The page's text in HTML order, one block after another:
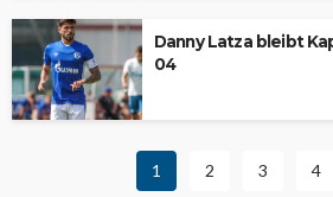
Danny Latza bleibt
04
1 2 3 4